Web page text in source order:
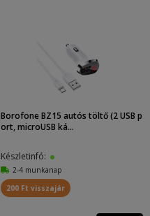
Borofone BZ15 autós töltő (2 USB p
ort, microUSB ká...
Készletinfó:
2-4 munkanap
200 Ft visszajár